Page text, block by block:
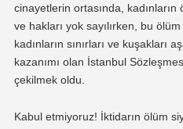
cinayetlerin ortasında, kadınların
ve hakları yok sayılırken, bu ölüm
kadınların sınırları ve kuşakları
kazanımı olan İstanbul
çekilmek oldu.
Kabul etmiyoruz! İktidarın ölüm